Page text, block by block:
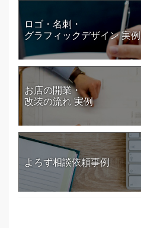
ロゴ・名刺・
グラフィックデザイン 実例
お店の開業・
改装の流れ 実例
よろず相談依頼事例